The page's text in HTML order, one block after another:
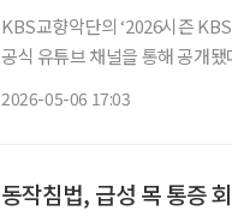
KBS교향악단의 ‘2026시즌
공식 유튜브 채널을 통해 공개
2026-05-06 17:03
동작침법, 급성 목 통증